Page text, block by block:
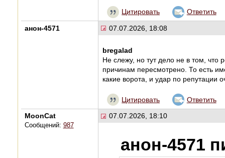
Цитировать Ответить
анон-4571 07.07.2026, 18:08
bregalad
Не слежу, но тут дело не в том, что
причинам пересмотрено. То есть
какие ворота, и удар по репутации
Цитировать Ответить
MoonCat
Сообщений: 987
07.07.2026, 18:10
анон-4571